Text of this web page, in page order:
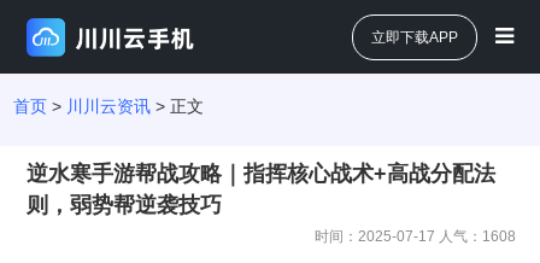
立即下载APP
首页 > 川川云资讯 > 正文
逆水寒手游帮战攻略｜指挥核心战术+高战分配法
则，弱势帮逆袭技巧
时间：2025-07-17 人气： 1608